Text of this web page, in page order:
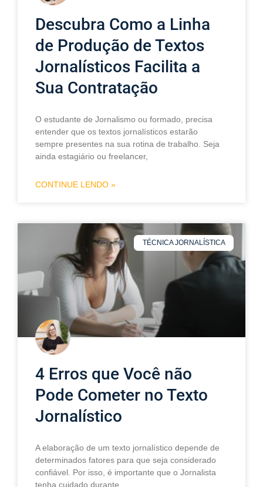
Descubra Como a Linha
de Produção de Textos
Jornalísticos Facilita a
Sua Contratação
O estudante de Jornalismo ou formado, precisa
entender que os textos jornalísticos estarão
sempre presentes na sua rotina de trabalho. Seja
ainda estagiário ou freelancer,
CONTINUE LENDO »
TÉCNICA JORNALÍSTICA
4 Erros que Você não
Pode Cometer no Texto
Jornalístico
A elaboração de um texto jornalístico depende de
determinados fatores para que seja considerado
confiável. Por isso, é importante que o Jornalista
tenha cuidado durante